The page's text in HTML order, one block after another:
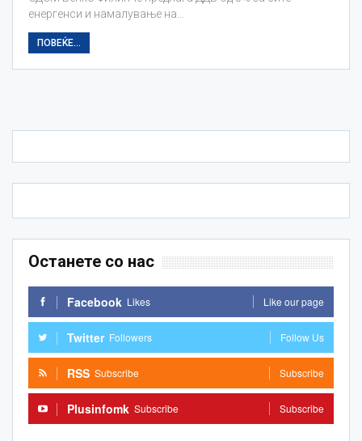
енергенси и намалување на…
ПОВЕЌЕ...
Останете со нас
Facebook Likes Like our page
Twitter Followers Follow Us
RSS Subscribe Subscribe
Plusinfomk Subscribe Subscribe